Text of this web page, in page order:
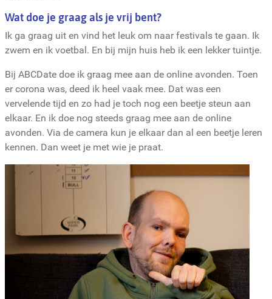
Wat doe je graag als je vrij bent?
Ik ga graag uit en vind het leuk om naar festivals te gaan. Ik
zwem en ik voetbal. En bij mijn huis heb ik een lekker tuintje.
Bij ABCDate doe ik graag mee aan de online avonden. Toen
er corona was, deed ik heel vaak mee. Dat was een
vervelende tijd en zo had je toch nog een beetje steun aan
elkaar. En ik doe nog steeds graag mee aan de online
avonden. Via de camera kun je elkaar dan al een beetje leren
kennen. Dan weet je met wie je praat.